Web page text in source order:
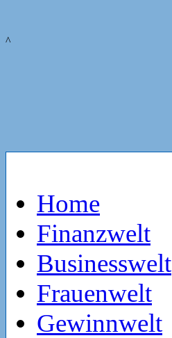
^
Home
Finanzwelt
Businesswelt
Frauenwelt
Gewinnwelt